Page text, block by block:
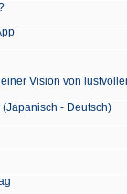
Vision von
- Deutsch)